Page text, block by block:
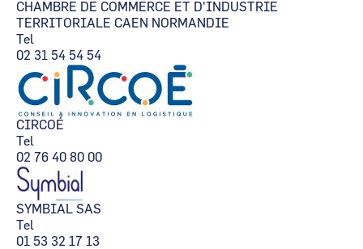
CHAMBRE DE COMMERCE ET D'INDUSTRIE
TERRITORIALE CAEN NORMANDIE
Tel
02 31 54 54 54
CIRCOÉ
Tel
02 76 40 80 00
SYMBIAL SAS
Tel
01 53 32 17 13